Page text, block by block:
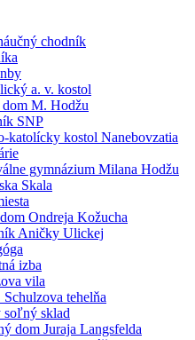
chodník
a. v. kostol
M. Hodžu
SNP
katolícky kostol Nanebovzatia
gymnázium Milana Hodžu
Skala
Ondreja Kožucha
Aničky Ulickej
izba
vila
Schulzova tehelňa
sklad
dom Juraja Langsfelda